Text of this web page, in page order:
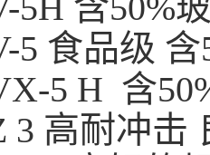
5 食品级
5 H 含
3 高耐冲击